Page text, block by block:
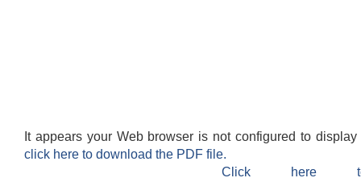
It appears your Web browser is not configured to
click here to download the PDF file.
Click here